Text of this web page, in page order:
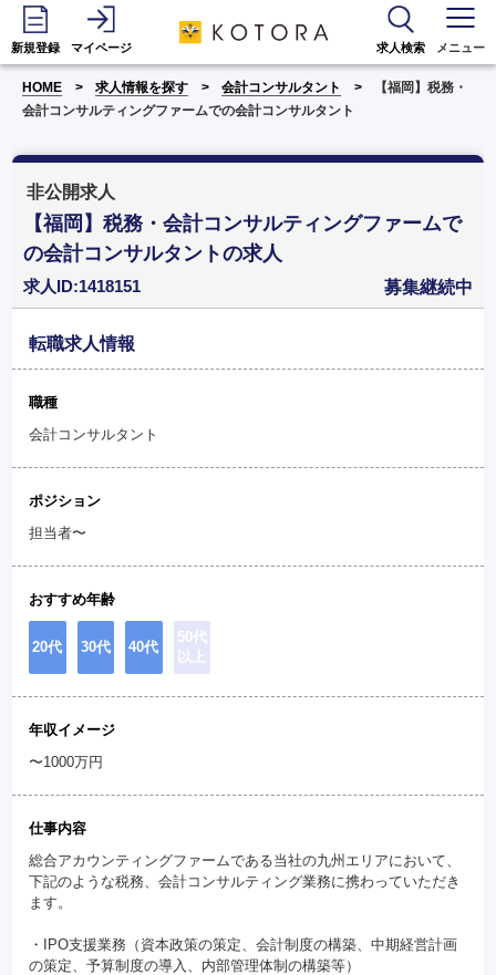
新規登録 マイページ 求人検索 メニュー
HOME 求人情報を探す 会計コンサルタント
【福岡】税務・
会計コンサルティングファームでの会計コンサルタント
非公開求人
【福岡】税務・会計コンサルティングファームで
の会計コンサルタントの求人
求人ID:1418151 募集継続中
転職求人情報
職種
会計コンサルタント
ポジション
担当者〜
おすすめ年齢
20代 30代 40代
50代
以上
年収イメージ
〜1000万円
仕事内容
総合アカウンティングファームである当社の九州エリアにおいて、
下記のような税務、会計コンサルティング業務に携わっていただき
ます。
・IPO支援業務（資本政策の策定、会計制度の構築、中期経営計画
の策定、予算制度の導入、内部管理体制の構築等）